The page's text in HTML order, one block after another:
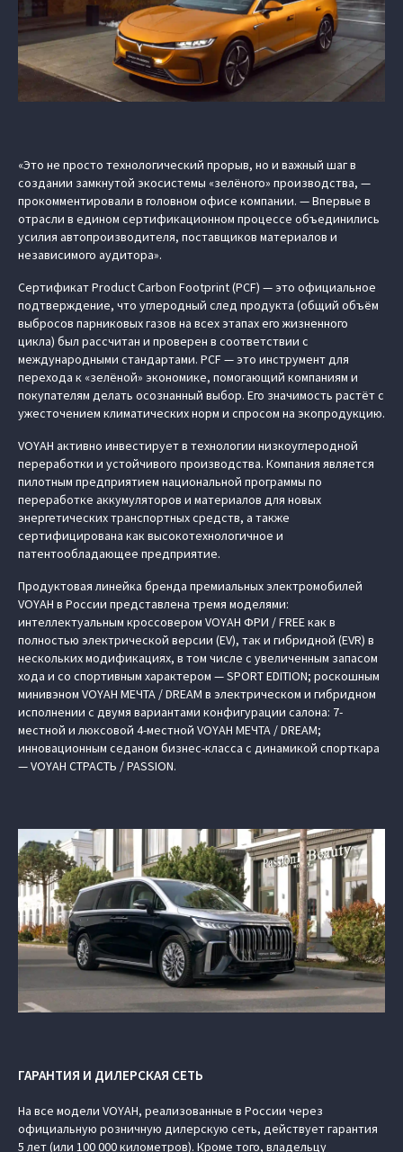
«Это не просто технологический прорыв, но и важный шаг в
создании замкнутой экосистемы «зелёного» производства, —
прокомментировали в головном офисе компании. — Впервые в
отрасли в едином сертификационном процессе объединились
усилия автопроизводителя, поставщиков материалов и
независимого аудитора».
Сертификат Product Carbon Footprint (PCF) — это официальное
подтверждение, что углеродный след продукта (общий объём
выбросов парниковых газов на всех этапах его жизненного
цикла) был рассчитан и проверен в соответствии с
международными стандартами. PCF — это инструмент для
перехода к «зелёной» экономике, помогающий компаниям и
покупателям делать осознанный выбор. Его значимость растёт с
ужесточением климатических норм и спросом на экопродукцию.
VOYAH активно инвестирует в технологии низкоуглеродной
переработки и устойчивого производства. Компания является
пилотным предприятием национальной программы по
переработке аккумуляторов и материалов для новых
энергетических транспортных средств, а также
сертифицирована как высокотехнологичное и
патентообладающее предприятие.
Продуктовая линейка бренда премиальных электромобилей
VOYAH в России представлена тремя моделями:
интеллектуальным кроссовером VOYAH ФРИ / FREE как в
полностью электрической версии (EV), так и гибридной (EVR) в
нескольких модификациях, в том числе с увеличенным запасом
хода и со спортивным характером — SPORT EDITION; роскошным
минивэном VOYAH МЕЧТА / DREAM в электрическом и гибридном
исполнении с двумя вариантами конфигурации салона: 7-
местной и люксовой 4-местной VOYAH МЕЧТА / DREAM;
инновационным седаном бизнес-класса с динамикой спорткара
— VOYAH СТРАСТЬ / PASSION.
ГАРАНТИЯ И ДИЛЕРСКАЯ СЕТЬ
На все модели VOYAH, реализованные в России через
официальную розничную дилерскую сеть, действует гарантия
5 лет (или 100 000 километров). Кроме того, владельцу